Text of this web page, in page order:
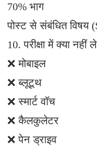
70% भाग
पोस्ट से संबंधित विषय
10. परीक्षा में क्या
❌ मोबाइल
❌ ब्लूटूथ
❌ स्मार्ट वॉच
❌ कैलकुलेटर
❌ पेन ड्राइव